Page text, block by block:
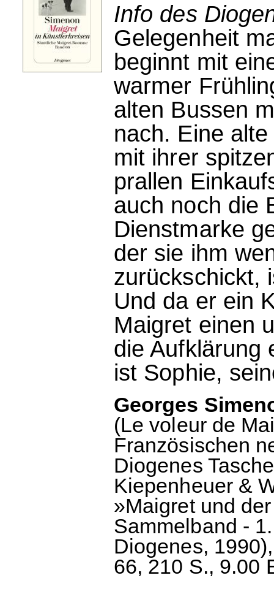
Info des
Gelegenheit
beginnt mit
warmer
alten Bussen
nach. Eine
mit ihrer
prallen
auch noch die
Dienstmarke
der sie ihm
zurückschickt,
Und da er ein
Maigret einen
die Aufklärung
ist Sophie,
Georges
(Le voleur de
Französischen
Diogenes
Kiepenheuer &
»Maigret und
Sammelband -
Diogenes,
66, 210 S., 9.00